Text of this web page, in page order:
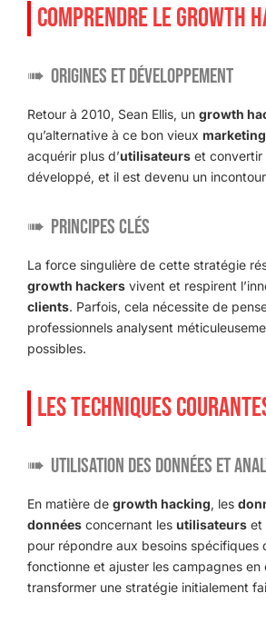
COMPRENDRE LE GROWTH
Origines et Développement
Retour à 2010, Sean Ellis, un growth
qu’alternative à ce bon vieux marketing
acquérir plus d’utilisateurs et convertir
développé, et il est devenu un
Principes Clés
La force singulière de cette stratégie
growth hackers vivent et respirent
clients. Parfois, cela nécessite de
professionnels analysent
possibles.
LES TECHNIQUES
Utilisation des Données et
En matière de growth hacking, les
données concernant les utilisateurs et
pour répondre aux besoins spécifiques
fonctionne et ajuster les campagnes
transformer une stratégie initialement